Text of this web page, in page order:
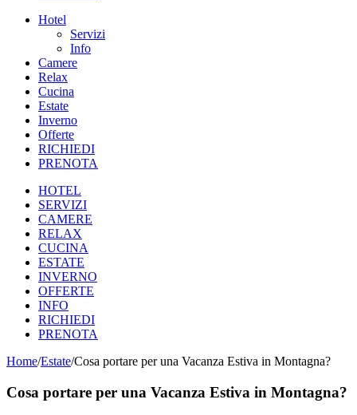
Hotel
Servizi
Info
Camere
Relax
Cucina
Estate
Inverno
Offerte
RICHIEDI
PRENOTA
HOTEL
SERVIZI
CAMERE
RELAX
CUCINA
ESTATE
INVERNO
OFFERTE
INFO
RICHIEDI
PRENOTA
Home/Estate/Cosa portare per una Vacanza Estiva in Montagna?
Cosa portare per una Vacanza Estiva in Montagna?